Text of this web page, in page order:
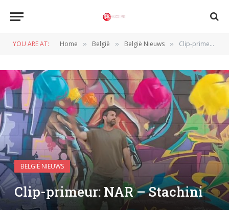
YOU ARE AT: Home » België » België Nieuws » Clip-primeur: NAR – Stachini
BELGIË NIEUWS
Clip-primeur: NAR – Stachini